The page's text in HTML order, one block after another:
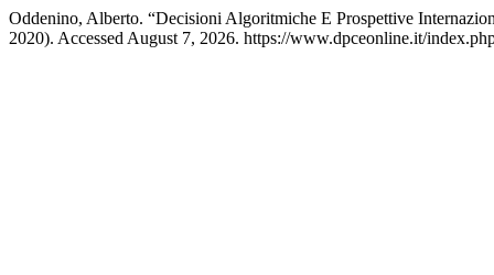
Oddenino, Alberto. “Decisioni Algoritmiche E Prospettive
2020). Accessed August 7, 2026. https://www.dpceonline.it/